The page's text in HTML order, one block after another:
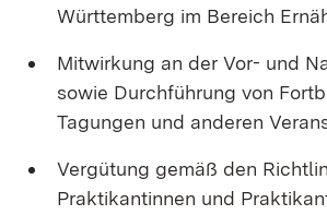
Württemberg im Bereich
Mitwirkung an der Vor- und
sowie Durchführung von
Tagungen und anderen
Vergütung gemäß den
Praktikantinnen und